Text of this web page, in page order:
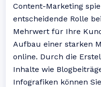
Content-Marketing
entscheidende Rolle
Mehrwert für Ihre
Aufbau einer starken
online. Durch die
Inhalte wie
Infografiken können